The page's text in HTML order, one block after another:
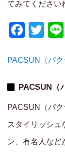
てみてください
PACSUN（パ
PACSUN（
PACSUN（パ
スタイリッシュ
ン、有名人など